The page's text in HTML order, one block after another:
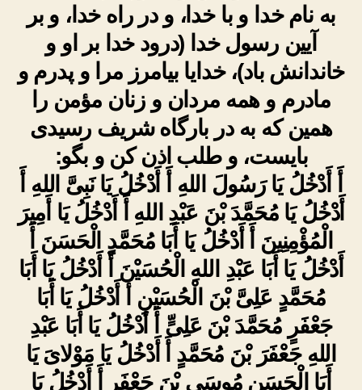
به نام خدا و با خدا، و در راه خدا، و بر
آیین رسول خدا (درود خدا بر او و
خاندانش باد)، خدایا بیامرز مرا و پدرم و
مادرم و همه مردان و زنان مؤمن را
همین که به در بارگاه‏ شریف رسیدى
بایست، و طلب اذن کن و بگو:
أَ أَدْخُلُ یَا رَسُولَ اللهِ أَ أَدْخُلُ یَا نَبِیَّ اللهِ أَ
أَدْخُلُ یَا مُحَمَّدَ بْنَ عَبْدِ اللهِ أَ أَدْخُلُ یَا أَمِیرَ
الْمُؤْمِنِینَ أَ أَدْخُلُ یَا أَبَا مُحَمَّدٍ الْحَسَنَ أَ
أَدْخُلُ یَا أَبَا عَبْدِ اللهِ الْحُسَیْنَ أَ أَدْخُلُ یَا أَبَا
مُحَمَّدٍ عَلِیَّ بْنَ الْحُسَیْنِ أَ أَدْخُلُ یَا أَبَا
جَعْفَرٍ مُحَمَّدَ بْنَ عَلِیٍّ أَ أَدْخُلُ یَا أَبَا عَبْدِ
اللهِ جَعْفَرَ بْنَ مُحَمَّدٍ أَ أَدْخُلُ یَا مَوْلایَ یَا
أَبَا الْحَسَنِ مُوسَى بْنَ جَعْفَرٍ أَ أَدْخُلُ یَا